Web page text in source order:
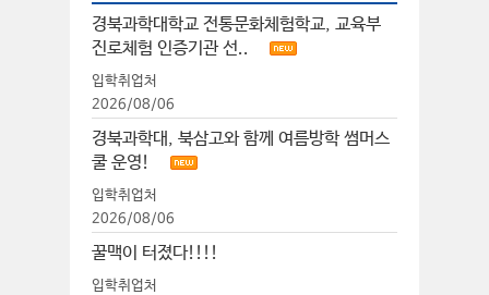
경북과학대학교 전통문화체험학교, 교육부
진로체험 인증기관 선..
입학취업처
2026/08/06
경북과학대, 북삼고와 함께 여름방학 썸머스
쿨 운영!
입학취업처
2026/08/06
꿀맥이 터졌다!!!!
입학취업처